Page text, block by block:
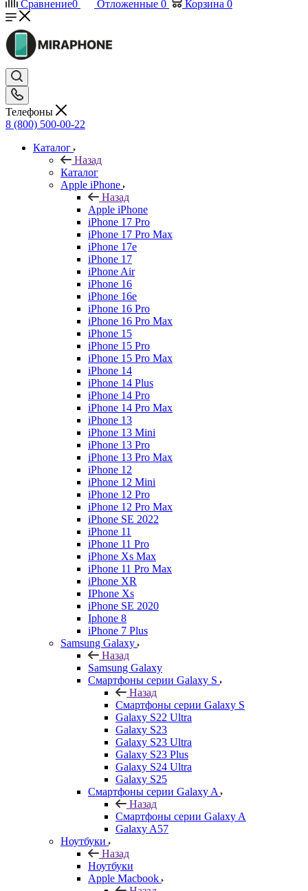
Сравнение0 Отложенные 0 Корзина 0
Телефоны
8 (800) 500-00-22
Каталог
Назад
Каталог
Apple iPhone
Назад
Apple iPhone
iPhone 17 Pro
iPhone 17 Pro Max
iPhone 17e
iPhone 17
iPhone Air
iPhone 16
iPhone 16e
iPhone 16 Pro
iPhone 16 Pro Max
iPhone 15
iPhone 15 Pro
iPhone 15 Pro Max
iPhone 14
iPhone 14 Plus
iPhone 14 Pro
iPhone 14 Pro Max
iPhone 13
iPhone 13 Mini
iPhone 13 Pro
iPhone 13 Pro Max
iPhone 12
iPhone 12 Mini
iPhone 12 Pro
iPhone 12 Pro Max
iPhone SE 2022
iPhone 11
iPhone 11 Pro
iPhone Xs Max
iPhone 11 Pro Max
iPhone XR
IPhone Xs
iPhone SE 2020
Iphone 8
iPhone 7 Plus
Samsung Galaxy
Назад
Samsung Galaxy
Смартфоны серии Galaxy S
Назад
Смартфоны серии Galaxy S
Galaxy S22 Ultra
Galaxy S23
Galaxy S23 Ultra
Galaxy S23 Plus
Galaxy S24 Ultra
Galaxy S25
Смартфоны серии Galaxy A
Назад
Смартфоны серии Galaxy A
Galaxy A57
Ноутбуки
Назад
Ноутбуки
Apple Macbook